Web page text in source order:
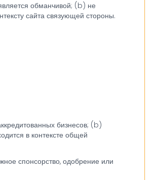
обманчивой; (b) не
сайта связующей стороны.
бизнесов; (b)
в контексте общей
спонсорство, одобрение или